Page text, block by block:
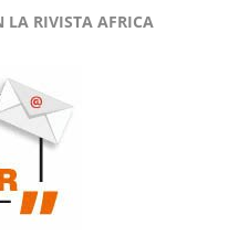
RIVISTA AFRICA